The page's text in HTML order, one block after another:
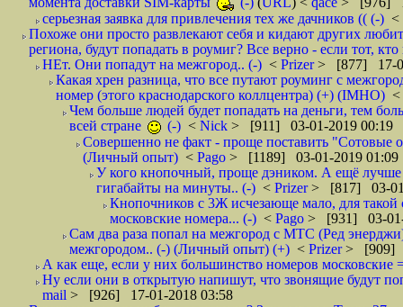
серьезная заявка для привлечения тех же дачников (( (-) <
Похоже они просто развлекают себя и кидают других
региона, будут попадать в роумиг? Все верно - если тот,
НЕт. Они попадут на межгород.. (-) < Prizer> [877] 17-
Какая хрен разница, что все путают роуминг с
номер (этого краснодарского коллцентра) (+) (IMHO) <
Чем больше людей будет попадать на деньги, тем
всей стране
(-) < Nick > [911] 03-01-2019 00:19
Совершенно не факт - проще поставить "Сотовые
(Личный опыт) < Pago > [1189] 03-01-2019 01:09
У кого кнопочный, проще дэником. А ещё лучше
гигабайты на минуты.. (-) < Prizer> [817] 03-
Кнопочников с 3Ж исчезающе мало, для такой
московские номера... (-) < Pago > [931] 03-01-
Сам два раза попал на межгород с МТС (Ред
межгородом.. (-) (Личный опыт) (+) < Prizer> [909]
А как еще, если у них большинство номеров московские
Ну если они в открытую напишут, что звонящие будут
mail > [926] 17-01-2018 03:58